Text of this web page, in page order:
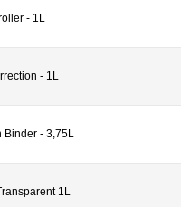
- 1L
- 1L
Binder - 3,75L
1L